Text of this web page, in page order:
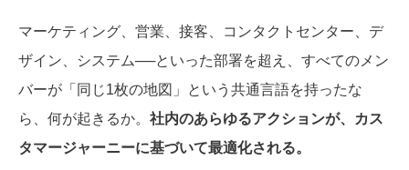
マーケティング、営業、接客、コンタクトセンター、デ
ザイン、システム──といった部署を超え、すべてのメン
バーが「同じ1枚の地図」という共通言語を持ったな
ら、何が起きるか。 社内のあらゆるアクションが、カス
タマージャーニーに基づいて最適化される。